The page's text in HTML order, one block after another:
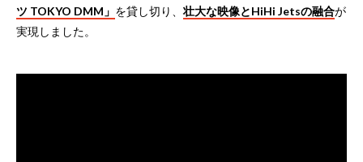
ツ TOKYO DMM」 を貸し切り、 壮大な映像とHiHi Jetsの融合が
実現しました。